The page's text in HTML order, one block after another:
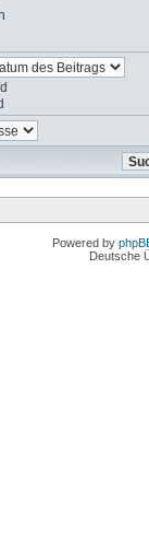
Powered by
Deutsche